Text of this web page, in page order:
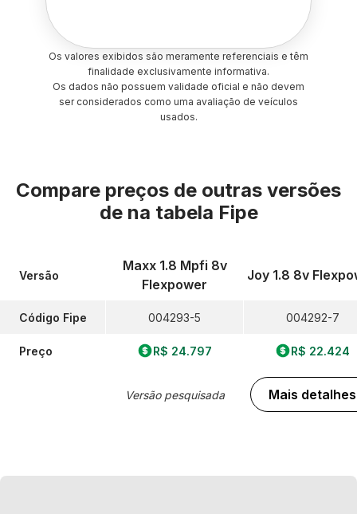
Os valores exibidos são meramente referenciais e têm
finalidade exclusivamente informativa.
Os dados não possuem validade oficial e não devem
ser considerados como uma avaliação de veículos
usados.
Compare preços de outras versões
de na tabela Fipe
Versão
Código Fipe
Preço
Maxx 1.8 Mpfi 8v
Flexpower
004293-5
R$ 24.797
Versão pesquisada
Joy 1.8 8v
004292-7
R$ 22.424
Mais detalhes